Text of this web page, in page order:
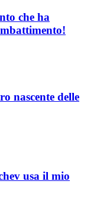
che ha
nascente delle
usa il mio